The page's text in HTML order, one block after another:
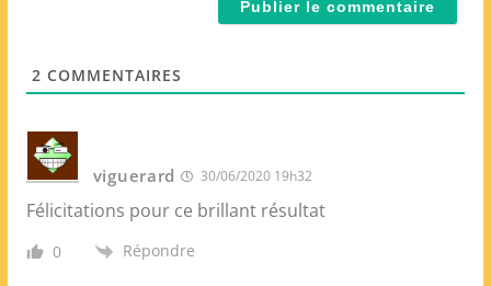
2 COMMENTAIRES
viguerard 30/06/2020 19h32
Félicitations pour ce brillant résultat
0 Répondre